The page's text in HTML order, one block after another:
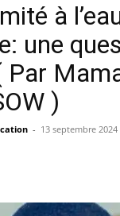
à
une
Par
)
- 13 septembre 2024